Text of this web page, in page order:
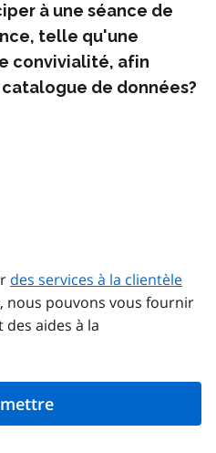
à une séance de
telle qu'une
convivialité, afin
de données?
des services à la clientèle
nous pouvons vous fournir
aides à la